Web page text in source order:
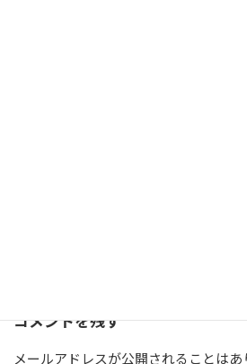
コメントを残す
メールアドレスが公開されることはあ